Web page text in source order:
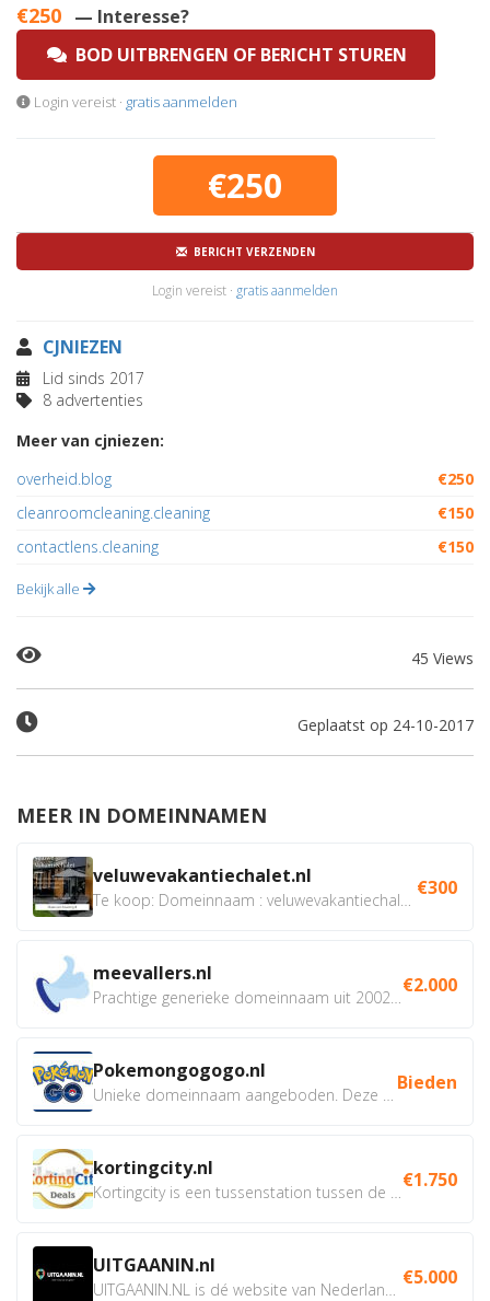
€250 — Interesse?
BOD UITBRENGEN OF BERICHT STUREN
Login vereist · gratis aanmelden
€250
BERICHT VERZENDEN
Login vereist · gratis aanmelden
CJNIEZEN
Lid sinds 2017
8 advertenties
Meer van cjniezen:
overheid.blog
€250
cleanroomcleaning.cleaning
€150
contactlens.cleaning
€150
Bekijk alle
45 Views
Geplaatst op 24-10-2017
MEER IN DOMEINNAMEN
veluwevakantiechalet.nl €300
meevallers.nl €2.000
Pokemongogogo.nl Bieden
kortingcity.nl €1.750
UITGAANIN.nl €5.000